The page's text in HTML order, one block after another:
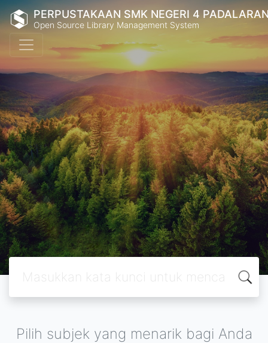
PERPUSTAKAAN SMK NEGERI 4
Open Source Library Management System
Pilih subjek yang menarik bagi Anda